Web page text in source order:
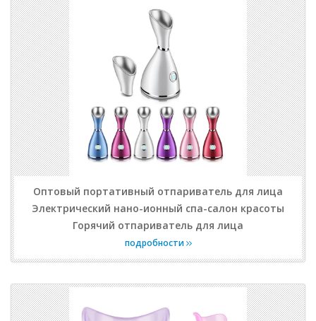
Оптовый портативный отпариватель для лица
Электрический нано-ионный спа-салон красоты
Горячий отпариватель для лица
подробности